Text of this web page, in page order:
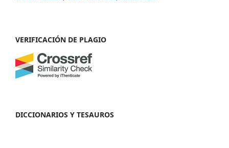
VERIFICACIÓN DE PLAGIO
DICCIONARIOS Y TESAUROS